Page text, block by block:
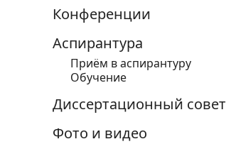
Конференции
Аспирантура
Приём в аспирантуру
Обучение
Диссертационный совет
Фото и видео